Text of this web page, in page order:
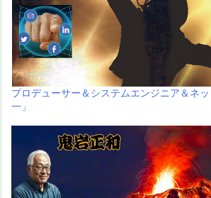
プロデューサー＆システムエンジニア＆ネ
一」